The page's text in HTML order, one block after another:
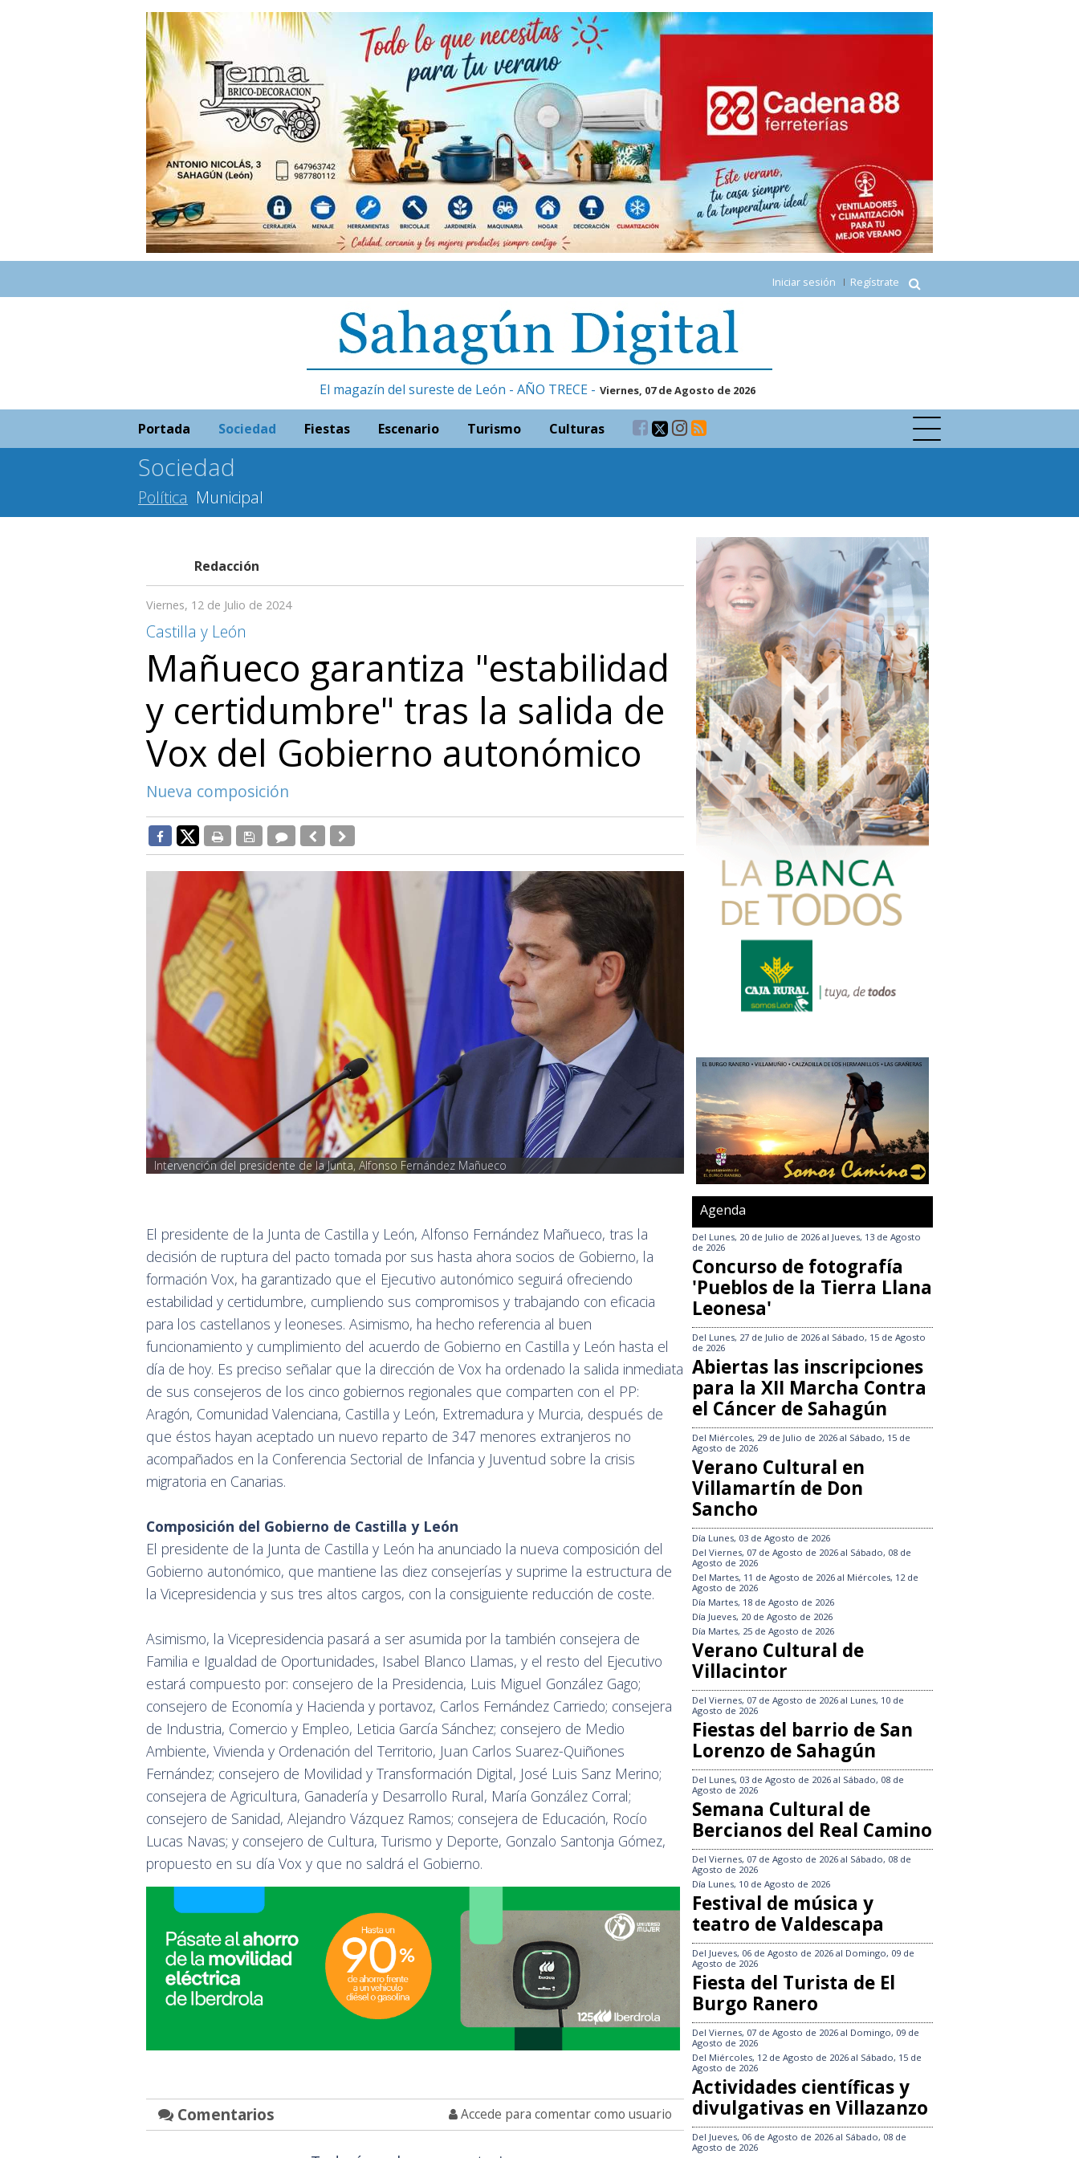
Iniciar sesión Regístrate
El magazín del sureste de León - AÑO TRECE - Viernes, 07 de Agosto de 2026
Portada Sociedad Fiestas Escenario Turismo Culturas
Sociedad
Política Municipal
Redacción
Viernes, 12 de Julio de 2024
Castilla y León
Mañueco garantiza "estabilidad
y certidumbre" tras la salida de
Vox del Gobierno autonómico
Nueva composición
Intervención del presidente de la Junta, Alfonso Fernández Mañueco
El presidente de la Junta de Castilla y León, Alfonso Fernández Mañueco, tras la
decisión de ruptura del pacto tomada por sus hasta ahora socios de Gobierno, la
formación Vox, ha garantizado que el Ejecutivo autonómico seguirá ofreciendo
estabilidad y certidumbre, cumpliendo sus compromisos y trabajando con eficacia
para los castellanos y leoneses. Asimismo, ha hecho referencia al buen
funcionamiento y cumplimiento del acuerdo de Gobierno en Castilla y León hasta el
día de hoy. Es preciso señalar que la dirección de Vox ha ordenado la salida inmediata
de sus consejeros de los cinco gobiernos regionales que comparten con el PP:
Aragón, Comunidad Valenciana, Castilla y León, Extremadura y Murcia, después de
que éstos hayan aceptado un nuevo reparto de 347 menores extranjeros no
acompañados en la Conferencia Sectorial de Infancia y Juventud sobre la crisis
migratoria en Canarias.
Composición del Gobierno de Castilla y León
El presidente de la Junta de Castilla y León ha anunciado la nueva composición del
Gobierno autonómico, que mantiene las diez consejerías y suprime la estructura de
la Vicepresidencia y sus tres altos cargos, con la consiguiente reducción de coste.
Asimismo, la Vicepresidencia pasará a ser asumida por la también consejera de
Familia e Igualdad de Oportunidades, Isabel Blanco Llamas, y el resto del Ejecutivo
estará compuesto por: consejero de la Presidencia, Luis Miguel González Gago;
consejero de Economía y Hacienda y portavoz, Carlos Fernández Carriedo; consejera
de Industria, Comercio y Empleo, Leticia García Sánchez; consejero de Medio
Ambiente, Vivienda y Ordenación del Territorio, Juan Carlos Suarez-Quiñones
Fernández; consejero de Movilidad y Transformación Digital, José Luis Sanz Merino;
consejera de Agricultura, Ganadería y Desarrollo Rural, María González Corral;
consejero de Sanidad, Alejandro Vázquez Ramos; consejera de Educación, Rocío
Lucas Navas; y consejero de Cultura, Turismo y Deporte, Gonzalo Santonja Gómez,
propuesto en su día Vox y que no saldrá el Gobierno.
Comentarios Accede para comentar como usuario
Agenda
Del Lunes, 20 de Julio de 2026 al Jueves, 13 de Agosto
de 2026
Concurso de fotografía
'Pueblos de la Tierra Llana
Leonesa'
Del Lunes, 27 de Julio de 2026 al Sábado, 15 de Agosto
de 2026
Abiertas las inscripciones
para la XII Marcha Contra
el Cáncer de Sahagún
Del Miércoles, 29 de Julio de 2026 al Sábado, 15 de
Agosto de 2026
Verano Cultural en
Villamartín de Don
Sancho
Día Lunes, 03 de Agosto de 2026
Del Viernes, 07 de Agosto de 2026 al Sábado, 08 de
Agosto de 2026
Del Martes, 11 de Agosto de 2026 al Miércoles, 12 de
Agosto de 2026
Día Martes, 18 de Agosto de 2026
Día Jueves, 20 de Agosto de 2026
Día Martes, 25 de Agosto de 2026
Verano Cultural de
Villacintor
Del Viernes, 07 de Agosto de 2026 al Lunes, 10 de
Agosto de 2026
Fiestas del barrio de San
Lorenzo de Sahagún
Del Lunes, 03 de Agosto de 2026 al Sábado, 08 de
Agosto de 2026
Semana Cultural de
Bercianos del Real Camino
Del Viernes, 07 de Agosto de 2026 al Sábado, 08 de
Agosto de 2026
Día Lunes, 10 de Agosto de 2026
Festival de música y
teatro de Valdescapa
Del Jueves, 06 de Agosto de 2026 al Domingo, 09 de
Agosto de 2026
Fiesta del Turista de El
Burgo Ranero
Del Viernes, 07 de Agosto de 2026 al Domingo, 09 de
Agosto de 2026
Del Miércoles, 12 de Agosto de 2026 al Sábado, 15 de
Agosto de 2026
Actividades científicas y
divulgativas en Villazanzo
Del Jueves, 06 de Agosto de 2026 al Sábado, 08 de
Agosto de 2026